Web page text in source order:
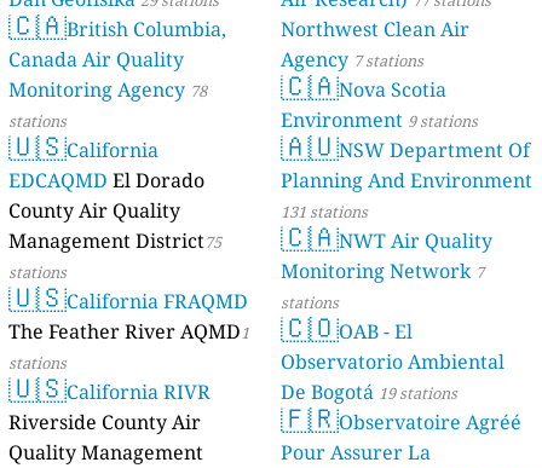
🇨🇦British Columbia,
Canada Air Quality
Monitoring Agency 78
stations
🇺🇸California
EDCAQMD El Dorado
County Air Quality
Management District75
stations
🇺🇸California FRAQMD
The Feather River AQMD1
stations
🇺🇸California RIVR
Riverside County Air
Quality Management
Northwest Clean Air
Agency 7 stations
🇨🇦Nova Scotia
Environment 9 stations
🇦🇺NSW Department Of
Planning And Environment
131 stations
🇨🇦NWT Air Quality
Monitoring Network 7
stations
🇨🇴OAB - El
Observatorio Ambiental
De Bogotá 19 stations
🇫🇷Observatoire Agréé
Pour Assurer La